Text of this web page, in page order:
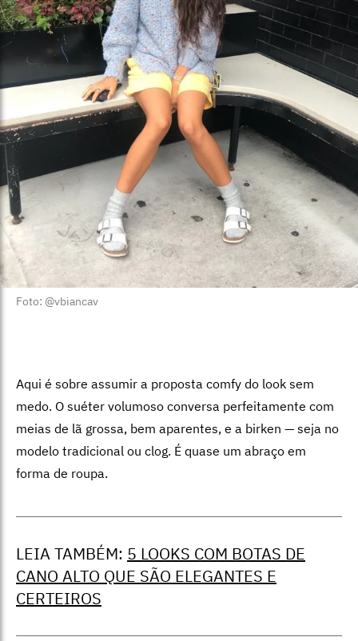
Foto: @vbiancav
Aqui é sobre assumir a proposta comfy do look sem
medo. O suéter volumoso conversa perfeitamente com
meias de lã grossa, bem aparentes, e a birken — seja no
modelo tradicional ou clog. É quase um abraço em
forma de roupa.
LEIA TAMBÉM: 5 LOOKS COM BOTAS DE
CANO ALTO QUE SÃO ELEGANTES E
CERTEIROS